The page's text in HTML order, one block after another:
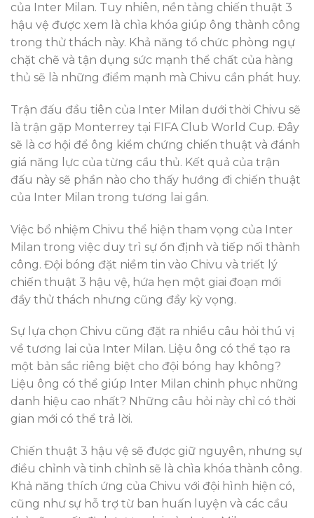
của Inter Milan. Tuy nhiên, nền tảng chiến thuật 3
hậu vệ được xem là chìa khóa giúp ông thành công
trong thử thách này. Khả năng tổ chức phòng ngự
chặt chẽ và tận dụng sức mạnh thể chất của hàng
thủ sẽ là những điểm mạnh mà Chivu cần phát huy.
Trận đấu đầu tiên của Inter Milan dưới thời Chivu sẽ
là trận gặp Monterrey tại FIFA Club World Cup. Đây
sẽ là cơ hội để ông kiểm chứng chiến thuật và đánh
giá năng lực của từng cầu thủ. Kết quả của trận
đấu này sẽ phần nào cho thấy hướng đi chiến thuật
của Inter Milan trong tương lai gần.
Việc bổ nhiệm Chivu thể hiện tham vọng của Inter
Milan trong việc duy trì sự ổn định và tiếp nối thành
công. Đội bóng đặt niềm tin vào Chivu và triết lý
chiến thuật 3 hậu vệ, hứa hẹn một giai đoạn mới
đầy thử thách nhưng cũng đầy kỳ vọng.
Sự lựa chọn Chivu cũng đặt ra nhiều câu hỏi thú vị
về tương lai của Inter Milan. Liệu ông có thể tạo ra
một bản sắc riêng biệt cho đội bóng hay không?
Liệu ông có thể giúp Inter Milan chinh phục những
danh hiệu cao nhất? Những câu hỏi này chỉ có thời
gian mới có thể trả lời.
Chiến thuật 3 hậu vệ sẽ được giữ nguyên, nhưng sự
điều chỉnh và tinh chỉnh sẽ là chìa khóa thành công.
Khả năng thích ứng của Chivu với đội hình hiện có,
cũng như sự hỗ trợ từ ban huấn luyện và các cầu